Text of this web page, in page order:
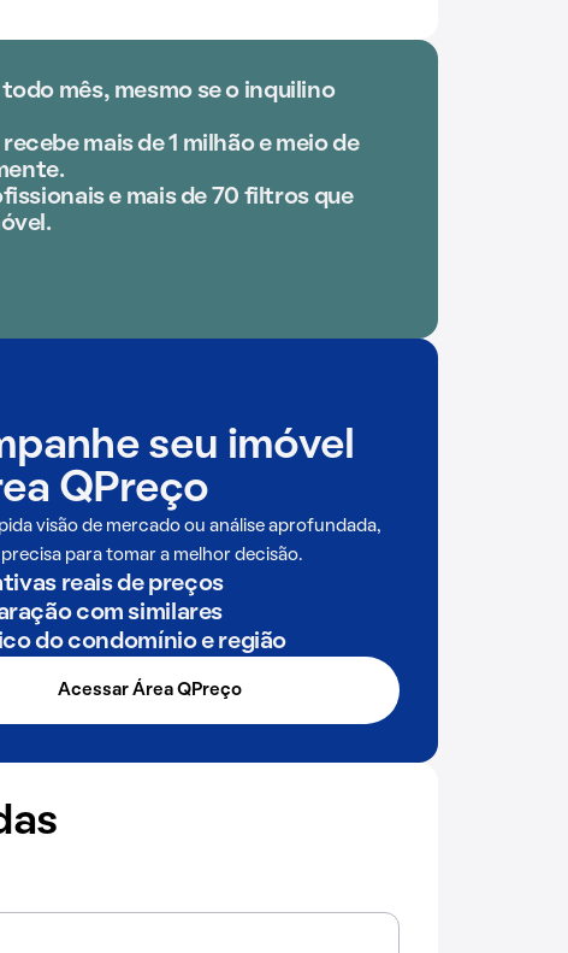
mês, mesmo se o inquilino
mais de 1 milhão e meio de
e mais de 70 filtros que
seu imóvel
QPreço
visão de mercado ou análise aprofundada,
para tomar a melhor decisão.
reais de preços
com similares
do condomínio e região
Acessar Área QPreço